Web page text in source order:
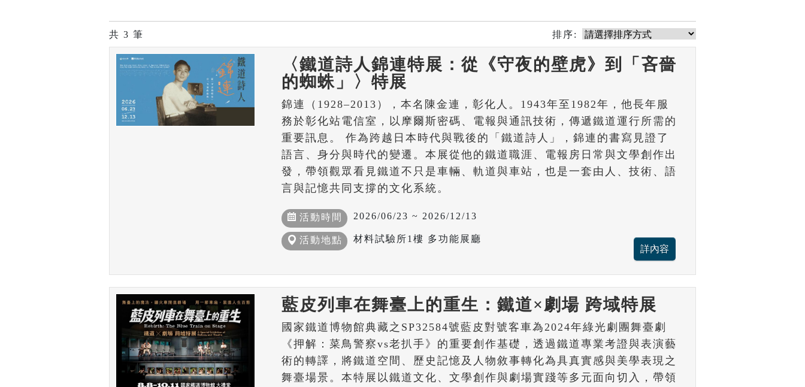
共 3 筆 排序:
〈鐵道詩人錦連特展：從《守夜的壁虎》到「吝嗇
的蜘蛛」〉特展
錦連（1928–2013），本名陳金連，彰化人。1943年至1982年，他長年服
務於彰化站電信室，以摩爾斯密碼、電報與通訊技術，傳遞鐵道運行所需的
重要訊息。 作為跨越日本時代與戰後的「鐵道詩人」，錦連的書寫見證了
語言、身分與時代的變遷。本展從他的鐵道職涯、電報房日常與文學創作出
發，帶領觀眾看見鐵道不只是車輛、軌道與車站，也是一套由人、技術、語
言與記憶共同支撐的文化系統。
活動時間 2026/06/23 ~ 2026/12/13
活動地點 材料試驗所1樓 多功能展廳
藍皮列車在舞臺上的重生：鐵道×劇場 跨域特展
國家鐵道博物館典藏之SP32584號藍皮對號客車為2024年綠光劇團舞臺劇
《押解：菜鳥警察vs老扒手》的重要創作基礎，透過鐵道專業考證與表演藝
術的轉譯，將鐵道空間、歷史記憶及人物敘事轉化為具真實感與美學表現之
舞臺場景。本特展以鐵道文化、文學創作與劇場實踐等多元面向切入，帶領